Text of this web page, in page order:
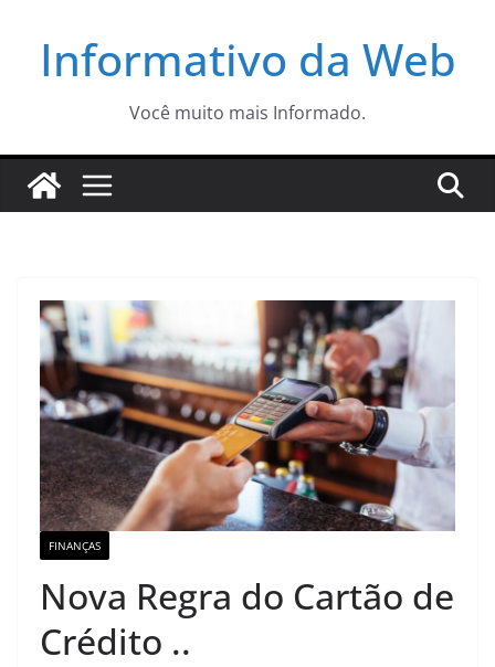
Informativo da Web
Você muito mais Informado.
FINANÇAS
Nova Regra do Cartão de
Crédito ..